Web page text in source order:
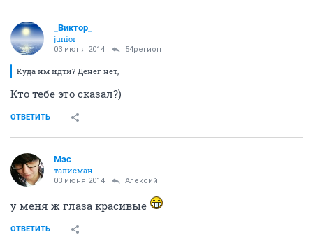
_Виктор_
juniоr
03 июня 2014 54регион
Куда им идти? Денег нет,
Кто тебе это сказал?)
ОТВЕТИТЬ
Мэс
талисман
03 июня 2014 Алексий
у меня ж глаза красивые
ОТВЕТИТЬ